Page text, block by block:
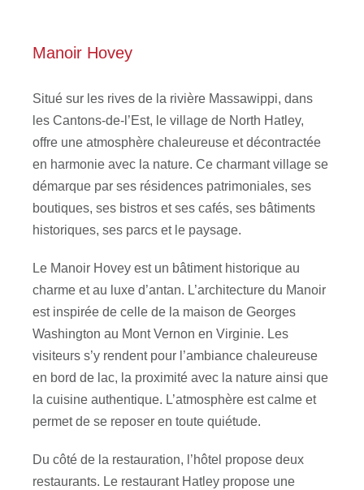
Manoir Hovey
Situé sur les rives de la rivière Massawippi, dans
les Cantons-de-l’Est, le village de North Hatley,
offre une atmosphère chaleureuse et décontractée
en harmonie avec la nature. Ce charmant village se
démarque par ses résidences patrimoniales, ses
boutiques, ses bistros et ses cafés, ses bâtiments
historiques, ses parcs et le paysage.
Le Manoir Hovey est un bâtiment historique au
charme et au luxe d’antan. L’architecture du Manoir
est inspirée de celle de la maison de Georges
Washington au Mont Vernon en Virginie. Les
visiteurs s’y rendent pour l’ambiance chaleureuse
en bord de lac, la proximité avec la nature ainsi que
la cuisine authentique. L’atmosphère est calme et
permet de se reposer en toute quiétude.
Du côté de la restauration, l’hôtel propose deux
restaurants. Le restaurant Hatley propose une